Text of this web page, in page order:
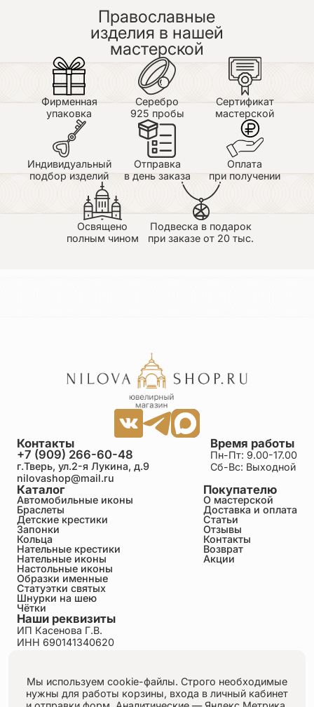
Православные
изделия в нашей
мастерской
Фирменная
упаковка
Серебро
925 пробы
Сертификат
мастерской
Индивидуальный
подбор изделий
Отправка
в день заказа
Оплата
при получении
Освящено
полным чином
Подвеска в подарок
при заказе от 20 тыс.
Каталог
Автомобильные иконы
Браслеты
Детские крестики
Запонки
Кольца
Нательные крестики
Нательные иконы
Настольные иконы
Образки именные
Статуэтки святых
Шнурки на шею
Чётки
Покупателю
О мастерской
Доставка и оплата
Статьи
Отзывы
Контакты
Возврат
Акции
Время работы
Пн-Пт: 9.00-17.00
Сб-Вс: Выходной
Контакты
+7 (909) 266-60-48
г.Тверь, ул.2-я Лукина, д.9
nilovashop@mail.ru
Наши реквизиты
ИП Касенова Г.В.
ИНН 690141340620
Пользовательское соглашение
Публичная оферта
Согласие на обработку персональных данных
Мы используем cookie-файлы. Строго необходимые
нужны для работы корзины, входа в личный кабинет